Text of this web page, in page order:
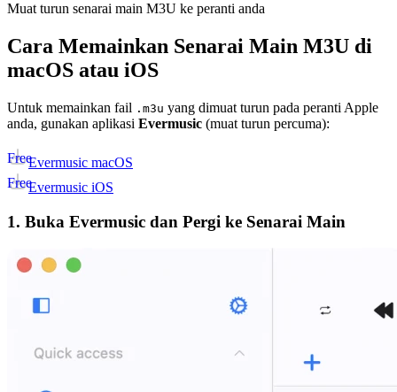
Muat turun senarai main M3U ke peranti anda
Cara Memainkan Senarai Main M3U di
macOS atau iOS
Untuk memainkan fail .m3u yang dimuat turun pada peranti Apple
anda, gunakan aplikasi Evermusic (muat turun percuma):
Evermusic macOS
Free
Evermusic iOS
Free
1. Buka Evermusic dan Pergi ke Senarai Main